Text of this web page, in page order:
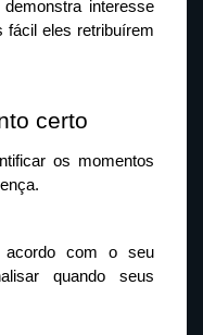
interesse
fácil eles retribuírem
certo
os momentos
acordo com o seu
quando seus